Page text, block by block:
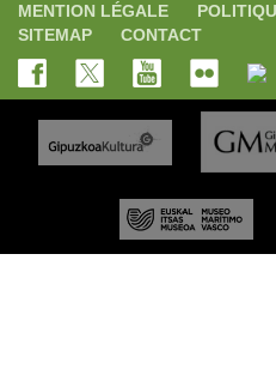
MENTION LÉGALE
SITEMAP
CONTACT